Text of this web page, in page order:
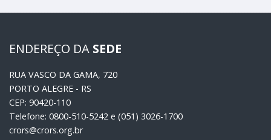
ENDEREÇO DA SEDE
RUA VASCO DA GAMA, 720
PORTO ALEGRE - RS
CEP: 90420-110
Telefone: 0800-510-5242 e (051) 3026-1700
crors@crors.org.br